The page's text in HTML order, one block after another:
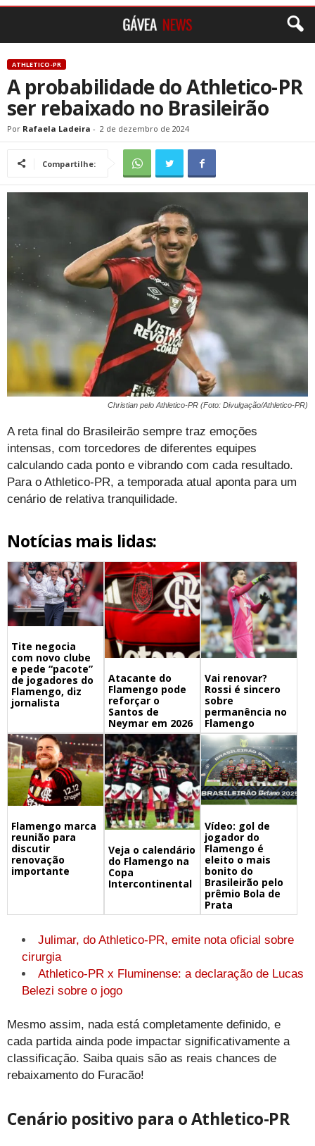
ATHLETICO-PR
A probabilidade do Athletico-PR
ser rebaixado no Brasileirão
Por Rafaela Ladeira - 2 de dezembro de 2024
Compartilhe:
Christian pelo Athletico-PR (Foto: Divulgação/Athletico-PR)
A reta final do Brasileirão sempre traz emoções
intensas, com torcedores de diferentes equipes
calculando cada ponto e vibrando com cada resultado.
Para o Athletico-PR, a temporada atual aponta para um
cenário de relativa tranquilidade.
Notícias mais lidas:
Tite negocia
com novo clube
e pede “pacote”
de jogadores do
Flamengo, diz
jornalista
Atacante do
Flamengo pode
reforçar o
Santos de
Neymar em 2026
Vai renovar?
Rossi é sincero
sobre
permanência no
Flamengo
Flamengo marca
reunião para
discutir
renovação
importante
Veja o calendário
do Flamengo na
Copa
Intercontinental
Vídeo: gol de
jogador do
Flamengo é
eleito o mais
bonito do
Brasileirão pelo
prêmio Bola de
Prata
Julimar, do Athletico-PR, emite nota oficial sobre
cirurgia
Athletico-PR x Fluminense: a declaração de Lucas
Belezi sobre o jogo
Mesmo assim, nada está completamente definido, e
cada partida ainda pode impactar significativamente a
classificação. Saiba quais são as reais chances de
rebaixamento do Furacão!
Cenário positivo para o Athletico-PR